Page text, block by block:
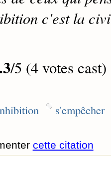
c'est la
/5 (4 votes cast)
s'empêcher
cette citation